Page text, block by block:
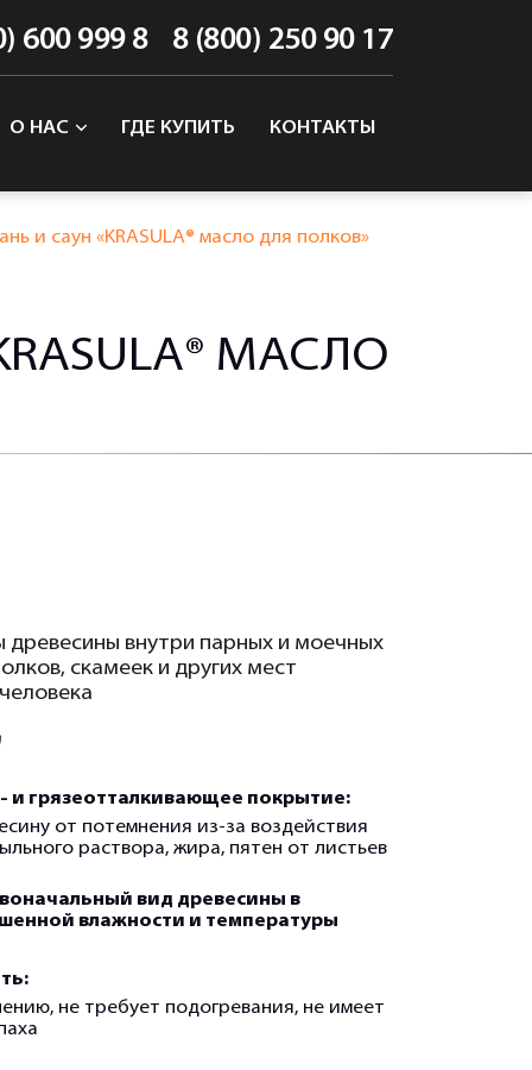
О НАС ГДЕ КУПИТЬ КОНТАКТЫ
600 999 8 8 (800) 250 90 17
и саун «KRASULA® масло для полков»
МАСЛО
внутри парных и моечных
скамеек и других мест
и грязеотталкивающее покрытие:
от потемнения из-за воздействия
раствора, жира, пятен от листьев
вид древесины в
влажности и температуры
не требует подогревания, не имеет